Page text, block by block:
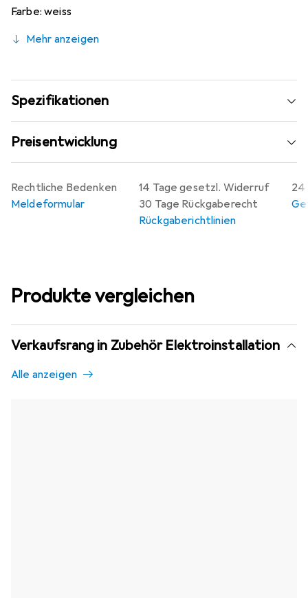
Farbe: weiss
Magnetisch: nein
Breite: 100 mm
Höhe: 100 mm
Mehr anzeigen
Spezifikationen
Preisentwicklung
14 Tage gesetzl. Widerruf
30 Tage Rückgaberecht
Rückgaberichtlinien
24
Rechtliche Bedenken
Meldeformular
Produkte vergleichen
Verkaufsrang in Zubehör Elektroinstallation
Alle anzeigen